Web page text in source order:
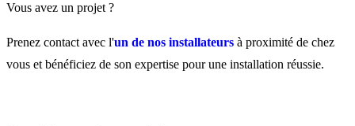
Vous avez un projet ?
Prenez contact avec l'un de nos installateurs à proximité de chez
vous et bénéficiez de son expertise pour une installation réussie.